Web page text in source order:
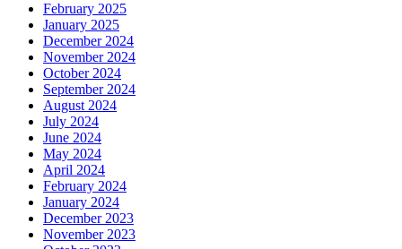
February 2025
January 2025
December 2024
November 2024
October 2024
September 2024
August 2024
July 2024
June 2024
May 2024
April 2024
February 2024
January 2024
December 2023
November 2023